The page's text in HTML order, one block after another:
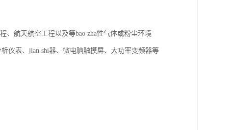
、航天航空工程以及等bao zha性气体或粉尘环境
仪表、jian shi器、微电脑触摸屏、大功率变频器等